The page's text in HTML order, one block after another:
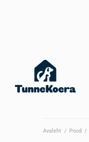
Avaleht / Pood /